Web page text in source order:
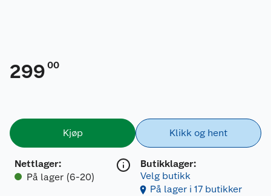
299 00
Kjøp
Nettlager:
På lager (6-20)
Klikk og hent
Butikklager:
Velg butikk
På lager i 17 butikker